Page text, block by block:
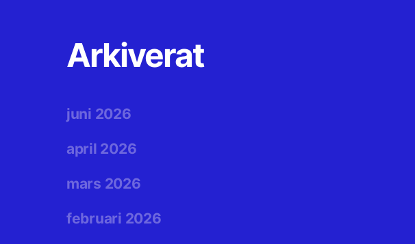
Arkiverat
juni 2026
april 2026
mars 2026
februari 2026